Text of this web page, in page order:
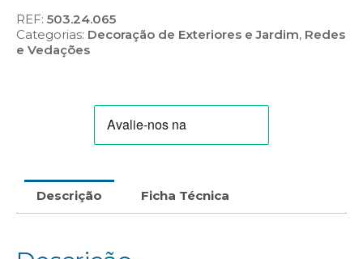
REF: 503.24.065
Categorias: Decoração de Exteriores e Jardim, Redes
e Vedações
Descrição Ficha Técnica